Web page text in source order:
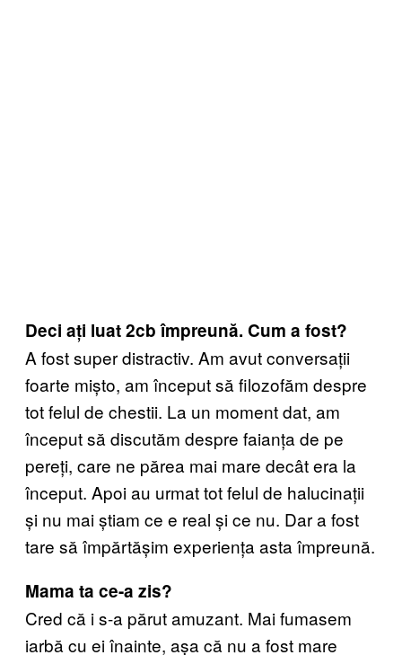
Deci ați luat 2cb împreună. Cum a fost?
A fost super distractiv. Am avut conversații
foarte mișto, am început să filozofăm despre
tot felul de chestii. La un moment dat, am
început să discutăm despre faianța de pe
pereți, care ne părea mai mare decât era la
început. Apoi au urmat tot felul de halucinații
și nu mai știam ce e real și ce nu. Dar a fost
tare să împărtășim experiența asta împreună.
Mama ta ce-a zis?
Cred că i s-a părut amuzant. Mai fumasem
iarbă cu ei înainte, așa că nu a fost mare